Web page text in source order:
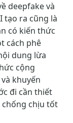
deepfake và
tạo ra cũng là
có kiến thức
cách phê
dung lừa
cộng
khuyến
đi cần thiết
chống chịu tốt